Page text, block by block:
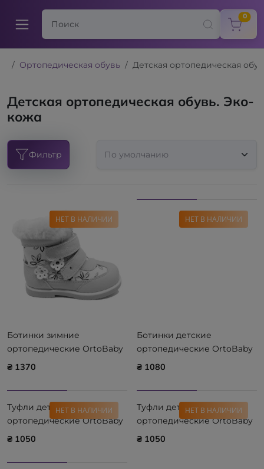
0
Ортопедическая обувь Детская ортопедическая
Детская ортопедическая обувь. Эко-
кожа
Фильтр
НЕТ В НАЛИЧИИ
Ботинки зимние
ортопедические ОrtoBaby
W9006 РАСПРОДАЖА
₴ 1370
НЕТ В НАЛИЧИИ
Ботинки детские
ортопедические ОrtoBaby
D8103 РАСПРОДАЖА
₴ 1080
НЕТ В НАЛИЧИИ
Туфли детские
ортопедические ОrtoBaby
D8001 РАСПРОДАЖА
₴ 1050
НЕТ В НАЛИЧИИ
Туфли детские
ортопедические ОrtoBaby
D8002 РАСПРОДАЖА
₴ 1050